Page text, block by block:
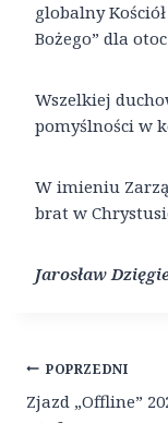
globalny
Bożego” dla
Wszelkiej
pomyślności w
W imieniu
brat w
Jarosław
Nawigacja
wpisu
POPRZEDNI
Zjazd „Offline”